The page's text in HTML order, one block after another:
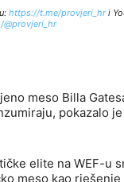
https://t.me/provjeri_hri
meso Billa
pokazalo
elite na WEF-u
meso kao rješenje